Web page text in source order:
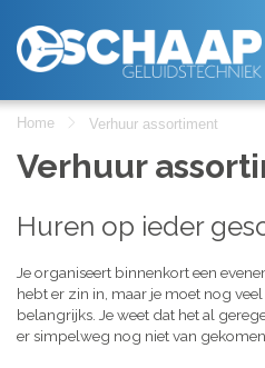
Home Verhuur assortiment
Verhuur
Huren op ieder
Je organiseert binnenkort een
hebt er zin in, maar je moet nog
belangrijks. Je weet dat het al
er simpelweg nog niet van gekomen..